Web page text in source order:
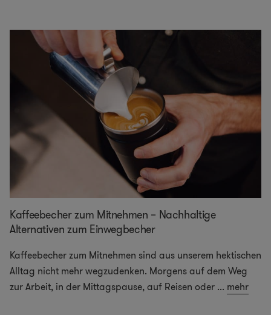
Kaffeebecher zum Mitnehmen – Nachhaltige
Alternativen zum Einwegbecher
Kaffeebecher zum Mitnehmen sind aus unserem hektischen
Alltag nicht mehr wegzudenken. Morgens auf dem Weg
zur Arbeit, in der Mittagspause, auf Reisen oder ... mehr